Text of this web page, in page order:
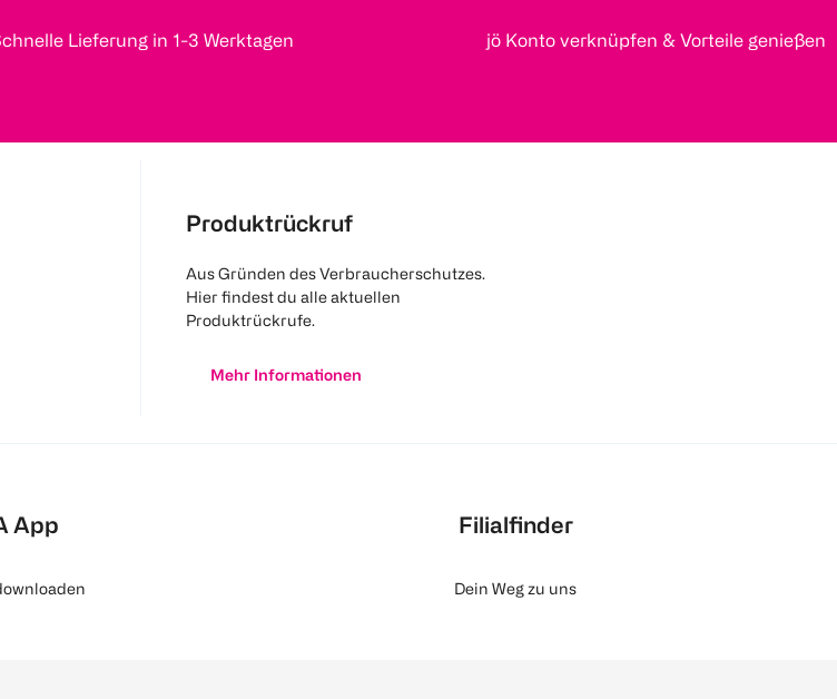
Lieferung in 1-3 Werktagen jö Konto verknüpfen & Vorteile genießen
Produktrückruf
Aus Gründen des Verbraucherschutzes.
Hier findest du alle aktuellen
Produktrückrufe.
Mehr Informationen
App Filialfinder
Dein Weg zu uns